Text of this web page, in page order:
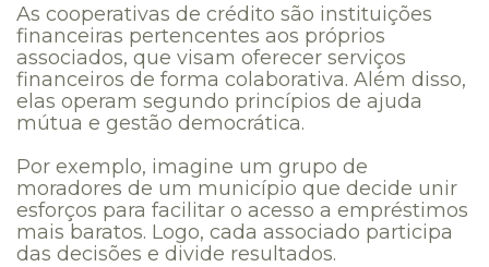
As cooperativas de crédito são instituições
financeiras pertencentes aos próprios
associados, que visam oferecer serviços
financeiros de forma colaborativa. Além disso,
elas operam segundo princípios de ajuda
mútua e gestão democrática.
Por exemplo, imagine um grupo de
moradores de um município que decide unir
esforços para facilitar o acesso a empréstimos
mais baratos. Logo, cada associado participa
das decisões e divide resultados.